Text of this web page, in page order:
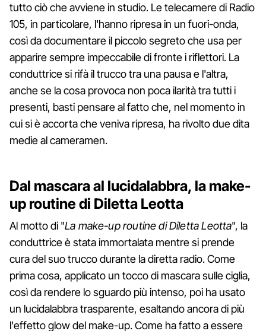
tutto ciò che avviene in studio. Le telecamere di Radio
105, in particolare, l'hanno ripresa in un fuori-onda,
così da documentare il piccolo segreto che usa per
apparire sempre impeccabile di fronte i riflettori. La
conduttrice si rifà il trucco tra una pausa e l'altra,
anche se la cosa provoca non poca ilarità tra tutti i
presenti, basti pensare al fatto che, nel momento in
cui si è accorta che veniva ripresa, ha rivolto due dita
medie al cameramen.
Dal mascara al lucidalabbra, la make-
up routine di Diletta Leotta
Al motto di "La make-up routine di Diletta Leotta", la
conduttrice è stata immortalata mentre si prende
cura del suo trucco durante la diretta radio. Come
prima cosa, applicato un tocco di mascara sulle ciglia,
così da rendere lo sguardo più intenso, poi ha usato
un lucidalabbra trasparente, esaltando ancora di più
l'effetto glow del make-up. Come ha fatto a essere